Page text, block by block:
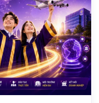
2k8: tương lai